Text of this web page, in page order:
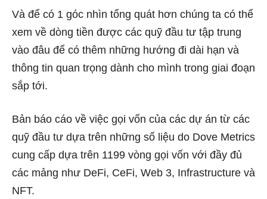
Và để có 1 góc nhìn tổng quát hơn chúng ta có thể
xem về dòng tiền được các quỹ đầu tư tập trung
vào đâu để có thêm những hướng đi dài hạn và
thông tin quan trọng dành cho mình trong giai đoạn
sắp tới.
Bản báo cáo về việc gọi vốn của các dự án từ các
quỹ đầu tư dựa trên những số liệu do Dove Metrics
cung cấp dựa trên 1199 vòng gọi vốn với đầy đủ
các mảng như DeFi, CeFi, Web 3, Infrastructure và
NFT.